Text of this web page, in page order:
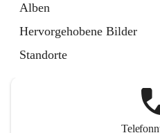
Alben
Hervorgehobene Bilder
Standorte